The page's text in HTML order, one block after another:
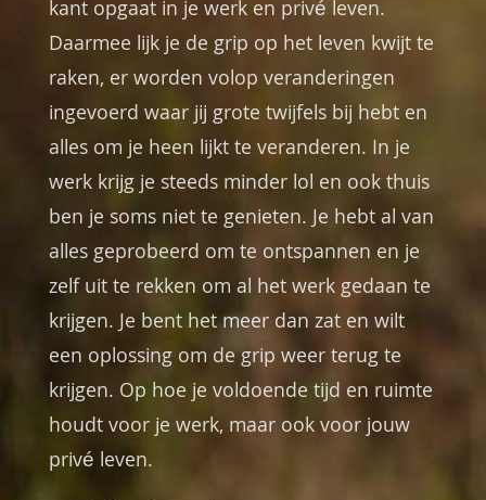
kant opgaat in je werk en privé leven.
Daarmee lijk je de grip op het leven kwijt te
raken, er worden volop veranderingen
ingevoerd waar jij grote twijfels bij hebt en
alles om je heen lijkt te veranderen. In je
werk krijg je steeds minder lol en ook thuis
ben je soms niet te genieten. Je hebt al van
alles geprobeerd om te ontspannen en je
zelf uit te rekken om al het werk gedaan te
krijgen. Je bent het meer dan zat en wilt
een oplossing om de grip weer terug te
krijgen. Op hoe je voldoende tijd en ruimte
houdt voor je werk, maar ook voor jouw
privé leven.